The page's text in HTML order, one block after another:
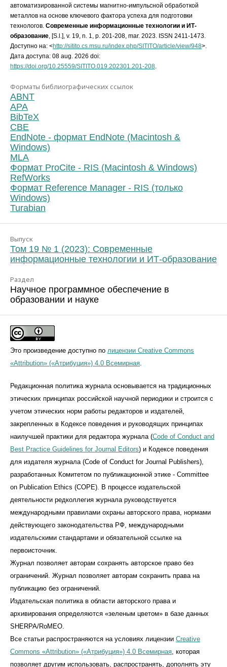
автоматизированной системы магнитно-импульсной обработкой
металлов на основе ключевого фактора успеха для подготовки
технологов. Современные информационные технологии и ИТ-
образование, [S.l.], v. 19, n. 1, p. 201-208, mar. 2023. ISSN 2411-1473.
Доступно на: <http://sitito.cs.msu.ru/index.php/SITITO/article/view/948>.
Дата доступа: 08 aug. 2026 doi:
https://doi.org/10.25559/SITITO.019.202301.201-208.
Форматы библиографических ссылок
ABNT
APA
BibTeX
CBE
EndNote - формат EndNote (Macintosh &
Windows)
MLA
Формат ProCite - RIS (Macintosh & Windows)
RefWorks
Формат Reference Manager - RIS (только
Windows)
Turabian
Выпуск
Том 19 № 1 (2023): Современные
информационные технологии и ИТ-образование
Раздел
Научное программное обеспечение в
образовании и науке
Это произведение доступно по лицензии Creative Commons
«Attribution» («Атрибуция») 4.0 Всемирная.
Редакционная политика журнала основывается на традиционных
этических принципах российской научной периодики и строится с
учетом этических норм работы редакторов и издателей,
закрепленных в Кодексе поведения и руководящих принципах
наилучшей практики для редактора журнала (Code of Conduct and
Best Practice Guidelines for Journal Editors) и Кодексе поведения
для издателя журнала (Code of Conduct for Journal Publishers),
разработанных Комитетом по публикационной этике - Committee
on Publication Ethics (COPE). В процессе издательской
деятельности редколлегия журнала руководствуется
международными правилами охраны авторского права, нормами
действующего законодательства РФ, международными
издательскими стандартами и обязательной ссылке на
первоисточник.
Журнал позволяет авторам сохранять авторское право без
ограничений. Журнал позволяет авторам сохранить права на
публикацию без ограничений.
Издательская политика в области авторского права и
архивирования определяются «зеленым цветом» в базе данных
SHERPA/RoMEO.
Все статьи распространяются на условиях лицензии Creative
Commons «Attribution» («Атрибуция») 4.0 Всемирная, которая
позволяет другим использовать, распространять, дополнять эту